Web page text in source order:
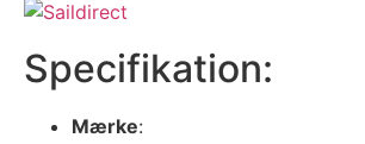
Specifikation:
Mærke: